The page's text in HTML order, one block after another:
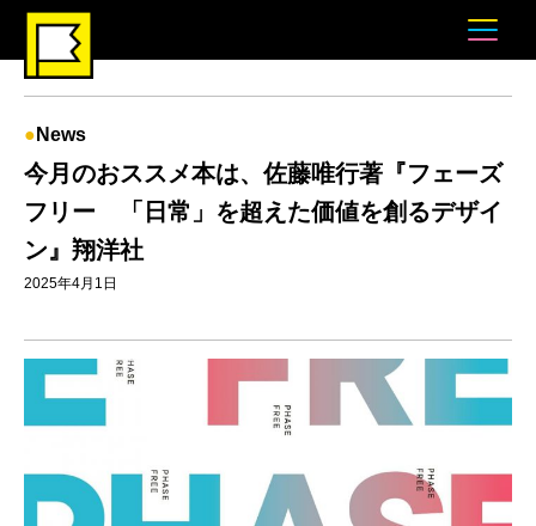
News
今月のおススメ本は、佐藤唯行著『フェーズ
フリー 「日常」を超えた価値を創るデザイ
ン』翔洋社
2025年4月1日